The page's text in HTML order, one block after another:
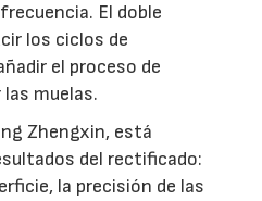
El doble
los ciclos de
el proceso de
muelas.
Zhengxin, está
del rectificado:
la precisión de las